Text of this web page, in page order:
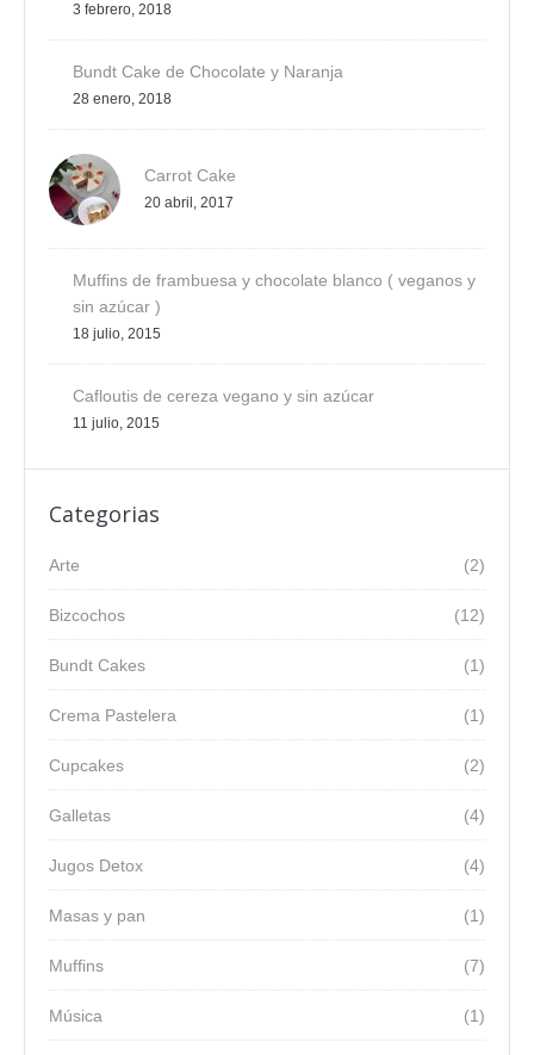
3 febrero, 2018
Bundt Cake de Chocolate y Naranja
28 enero, 2018
Carrot Cake
20 abril, 2017
Muffins de frambuesa y chocolate blanco ( veganos y
sin azúcar )
18 julio, 2015
Cafloutis de cereza vegano y sin azúcar
11 julio, 2015
Categorias
(2)
Arte
(12)
Bizcochos
(1)
Bundt Cakes
(1)
Crema Pastelera
(2)
Cupcakes
(4)
Galletas
(4)
Jugos Detox
(1)
Masas y pan
(7)
Muffins
(1)
Música